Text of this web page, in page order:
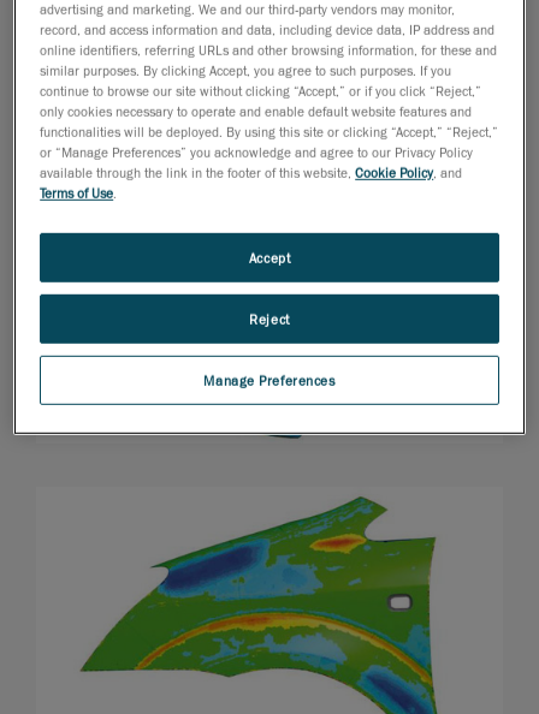
advertising and marketing. We and our third-party vendors may monitor,
record, and access information and data, including device data, IP address and
online identifiers, referring URLs and other browsing information, for these and
similar purposes. By clicking Accept, you agree to such purposes. If you
continue to browse our site without clicking “Accept,” or if you click “Reject,”
only cookies necessary to operate and enable default website features and
functionalities will be deployed. By using this site or clicking “Accept,” “Reject,”
or “Manage Preferences” you acknowledge and agree to our Privacy Policy
available through the link in the footer of this website,Cookie Policy, and
Terms of Use.
Manage Preferences
Reject
Accept